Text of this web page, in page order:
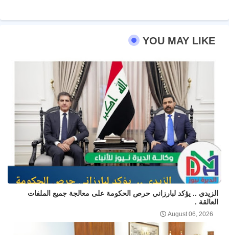
YOU MAY LIKE
الزيدي .. يؤكد لبارزاني حرص الحكومة على معالجة جميع الملفات
العالقة .
August 06, 2026